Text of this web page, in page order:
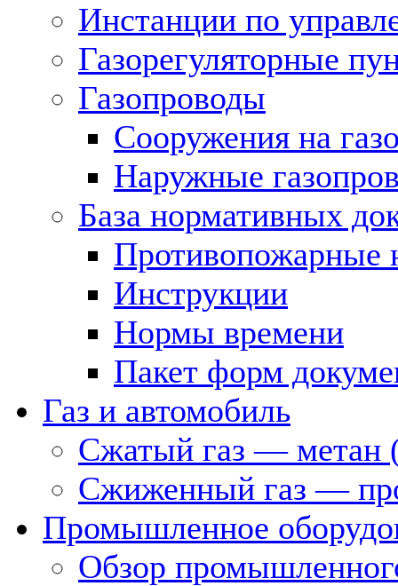
Инстанции по
Газорегуляторные
Газопроводы
Сооружения на
Наружные
База нормативных
Противопожарные
Инструкции
Нормы времени
Пакет форм
Газ и автомобиль
Сжатый газ — метан
Сжиженный газ —
Промышленное
Обзор